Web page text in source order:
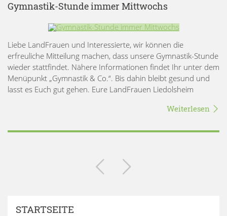
Gymnastik-Stunde immer Mittwochs
Liebe LandFrauen und Interessierte, wir können die
erfreuliche Mitteilung machen, dass unsere Gymnastik-Stunde
wieder stattfindet. Nähere Informationen findet Ihr unter dem
Menüpunkt „Gymnastik & Co.“. Bis dahin bleibt gesund und
lasst es Euch gut gehen. Eure LandFrauen Liedolsheim
Weiterlesen
STARTSEITE